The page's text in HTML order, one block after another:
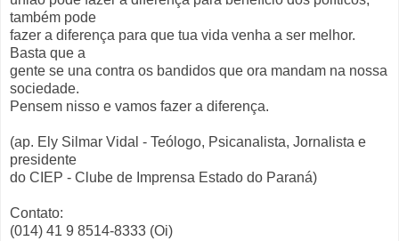
também pode
fazer a diferença para que tua vida venha a ser melhor.
Basta que a
gente se una contra os bandidos que ora mandam na nossa
sociedade.
Pensem nisso e vamos fazer a diferença.
(ap. Ely Silmar Vidal - Teólogo, Psicanalista, Jornalista e
presidente
do CIEP - Clube de Imprensa Estado do Paraná)
Contato:
(014) 41 9 8514-8333 (Oi)